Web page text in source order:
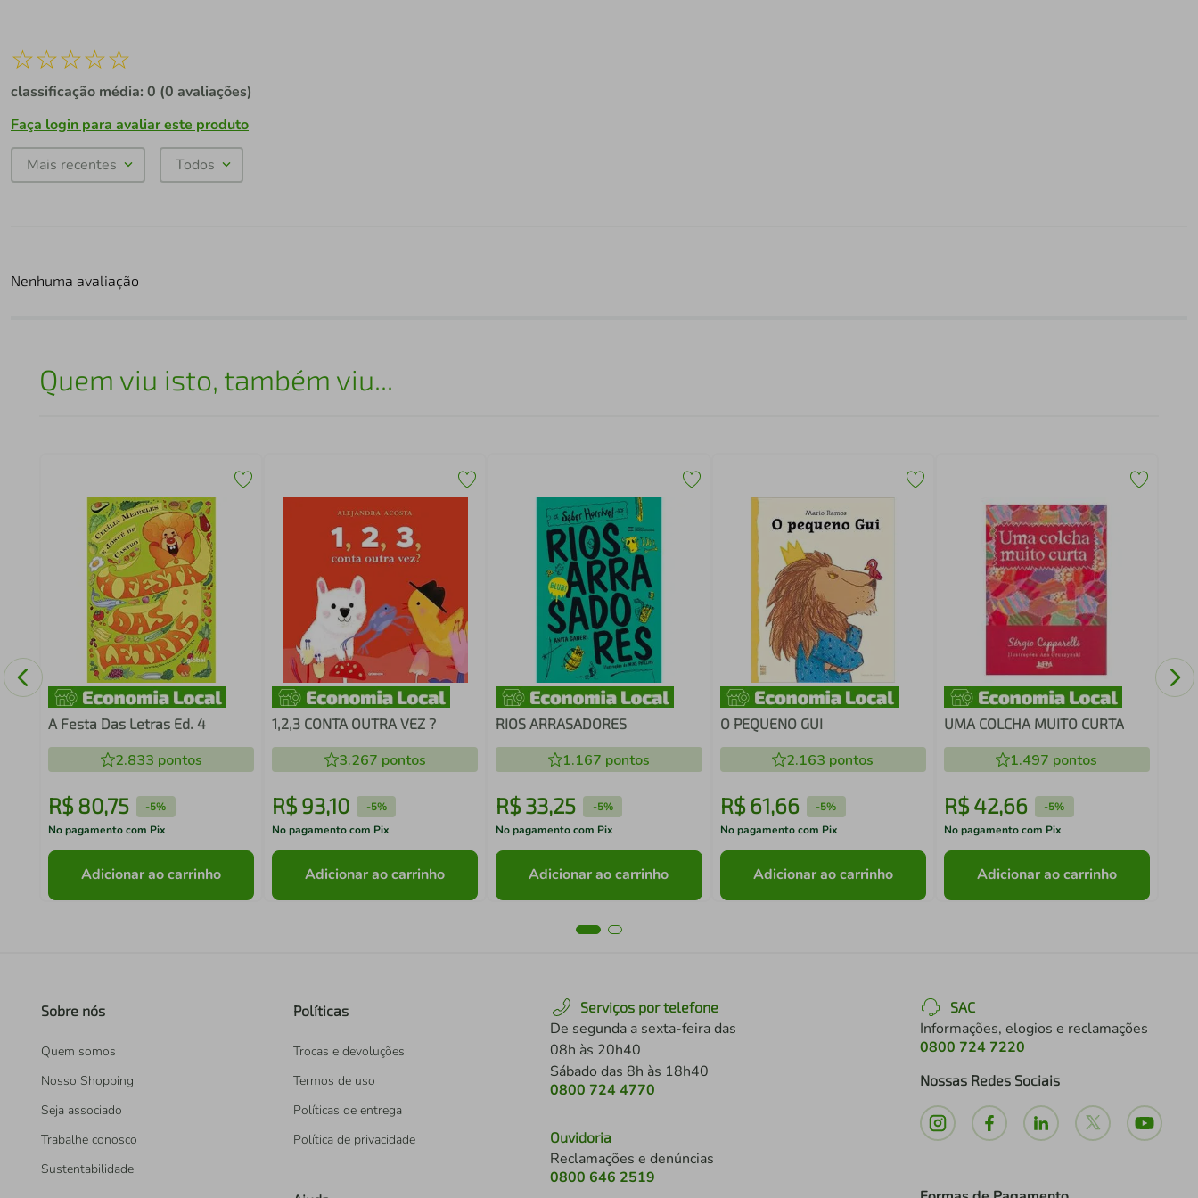
☆☆☆☆☆
classificação média: 0 (0 avaliações)
Faça login para avaliar este produto
Mais recentes Todos
Nenhuma avaliação
Quem viu isto, também viu...
A Festa Das Letras Ed. 4
2.833 pontos
R$ 80,75 -5%
No pagamento com Pix
Adicionar ao carrinho
1,2,3 CONTA OUTRA VEZ ?
3.267 pontos
R$ 93,10 -5%
No pagamento com Pix
Adicionar ao carrinho
RIOS ARRASADORES
1.167 pontos
R$33,25 -5%
No pagamento com Pix
Adicionar ao carrinho
O PEQUENO GUI
2.163 pontos
R$ 61,66 -5%
No pagamento com Pix
Adicionar ao carrinho
UMA COLCHA MUITO CURTA
1.497 pontos
R$ 42,66 -5%
No pagamento com Pix
Adicionar ao carrinho
Sobre nós
Quem somos
Nosso Shopping
Seja associado
Trabalhe conosco
Sustentabilidade
Políticas
Trocas e devoluções
Termos de uso
Políticas de entrega
Política de privacidade
Serviços por telefone
De segunda a sexta-feira das
08h às 20h40
Sábado das 8h às 18h40
0800 724 4770
Ouvidoria
Reclamações e denúncias
0800 646 2519
SAC
Informações, elogios e reclamações
0800 724 7220
Nossas Redes Sociais